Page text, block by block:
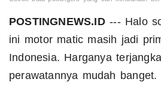
POSTINGNEWS.ID--- Halo
ini motor matic masih jadi
Indonesia. Harganya
perawatannya mudah banget.